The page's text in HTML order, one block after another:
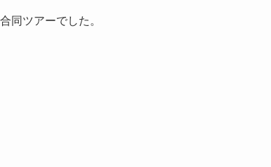
同ツアーでした。